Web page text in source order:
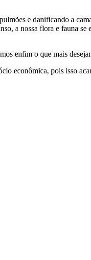
e danificando a
a nossa flora e fauna
enfim o que mais
econômica, pois isso